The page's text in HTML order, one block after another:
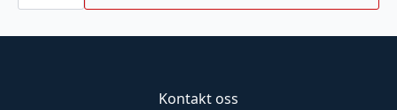
1/2".
Kontakt oss